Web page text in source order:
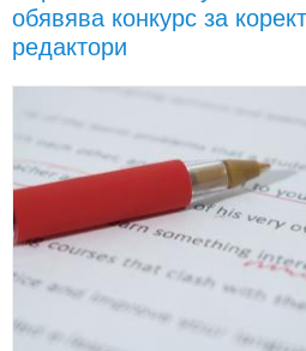
обявява конкурс за
редактори